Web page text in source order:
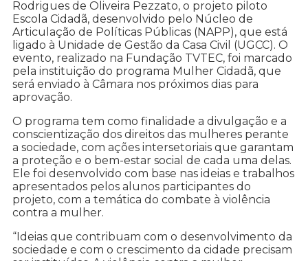
Rodrigues de Oliveira Pezzato, o projeto piloto
Escola Cidadã, desenvolvido pelo Núcleo de
Articulação de Políticas Públicas (NAPP), que está
ligado à Unidade de Gestão da Casa Civil (UGCC). O
evento, realizado na Fundação TVTEC, foi marcado
pela instituição do programa Mulher Cidadã, que
será enviado à Câmara nos próximos dias para
aprovação.
O programa tem como finalidade a divulgação e a
conscientização dos direitos das mulheres perante
a sociedade, com ações intersetoriais que garantam
a proteção e o bem-estar social de cada uma delas.
Ele foi desenvolvido com base nas ideias e trabalhos
apresentados pelos alunos participantes do
projeto, com a temática do combate à violência
contra a mulher.
“Ideias que contribuam com o desenvolvimento da
sociedade e com o crescimento da cidade precisam